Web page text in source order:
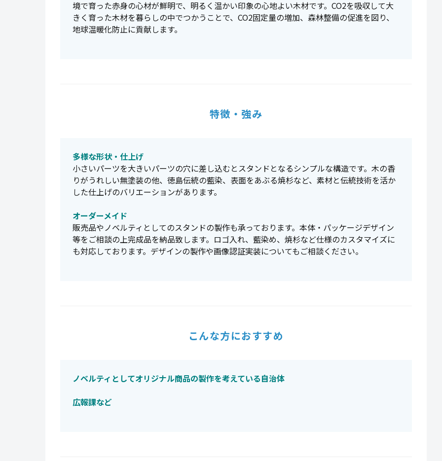
境で育った赤身の心材が鮮明で、明るく温かい印象の心地よい木材です。CO2を吸収して大
きく育った木材を暮らしの中でつかうことで、CO2固定量の増加、森林整備の促進を図り、
地球温暖化防止に貢献します。
特徴・強み
多様な形状・仕上げ
小さいパーツを大きいパーツの穴に差し込むとスタンドとなるシンプルな構造です。木の香
りがうれしい無塗装の他、徳島伝統の藍染、表面をあぶる焼杉など、素材と伝統技術を活か
した仕上げのバリエーションがあります。
オーダーメイド
販売品やノベルティとしてのスタンドの製作も承っております。本体・パッケージデザイン
等をご相談の上完成品を納品致します。ロゴ入れ、藍染め、焼杉など仕様のカスタマイズに
も対応しております。デザインの製作や画像認証実装についてもご相談ください。
こんな方におすすめ
ノベルティとしてオリジナル商品の製作を考えている自治体
広報課など